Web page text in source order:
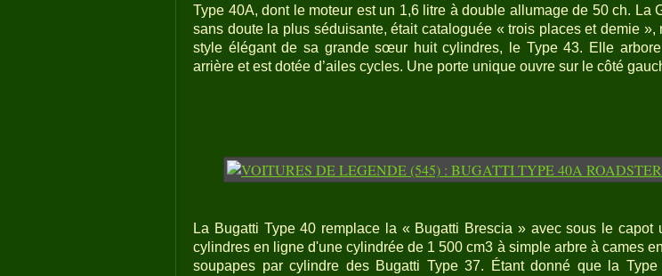
Type 40A, dont le moteur est un 1,6 litre à double allumage de 50 ch. La
sans doute la plus séduisante, était cataloguée « trois places et demie »,
style élégant de sa grande sœur huit cylindres, le Type 43. Elle
arrière et est dotée d’ailes cycles. Une porte unique ouvre sur le côté
La Bugatti Type 40 remplace la « Bugatti Brescia » avec sous le capot
cylindres en ligne d'une cylindrée de 1 500 cm3 à simple arbre à cames
soupapes par cylindre des Bugatti Type 37. Étant donné que la